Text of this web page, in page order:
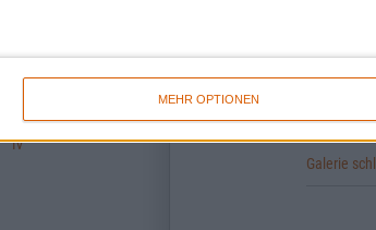
MEHR OPTIONEN
Galerie
Bloody Falls
IV